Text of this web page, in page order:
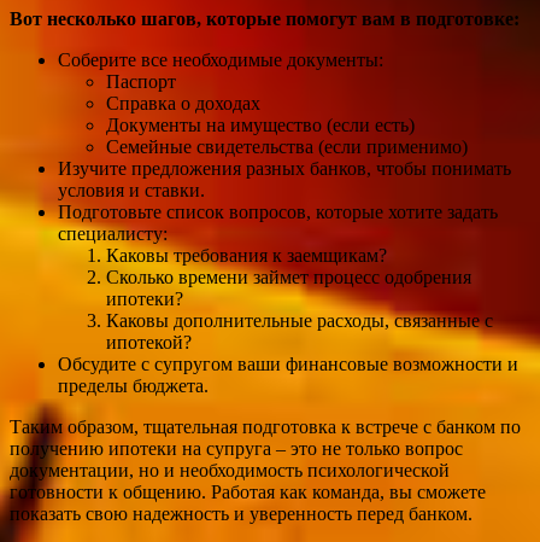
Вот несколько шагов, которые помогут вам в подготовке:
Соберите все необходимые документы:
Паспорт
Справка о доходах
Документы на имущество (если есть)
Семейные свидетельства (если применимо)
Изучите предложения разных банков, чтобы понимать
условия и ставки.
Подготовьте список вопросов, которые хотите задать
специалисту:
Каковы требования к заемщикам?
Сколько времени займет процесс одобрения
ипотеки?
Каковы дополнительные расходы, связанные с
ипотекой?
Обсудите с супругом ваши финансовые возможности и
пределы бюджета.
Таким образом, тщательная подготовка к встрече с банком по
получению ипотеки на супруга – это не только вопрос
документации, но и необходимость психологической
готовности к общению. Работая как команда, вы сможете
показать свою надежность и уверенность перед банком.